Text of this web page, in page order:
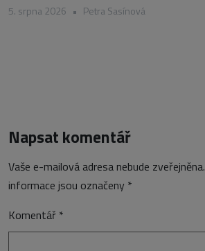
5. srpna 2026 • Petra Sasínová
Napsat komentář
Vaše e-mailová adresa nebude zveřejněna.
informace jsou označeny *
Komentář *